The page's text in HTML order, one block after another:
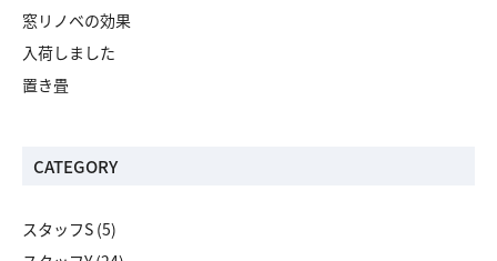
窓リノベの効果
入荷しました
置き畳
CATEGORY
スタッフS (5)